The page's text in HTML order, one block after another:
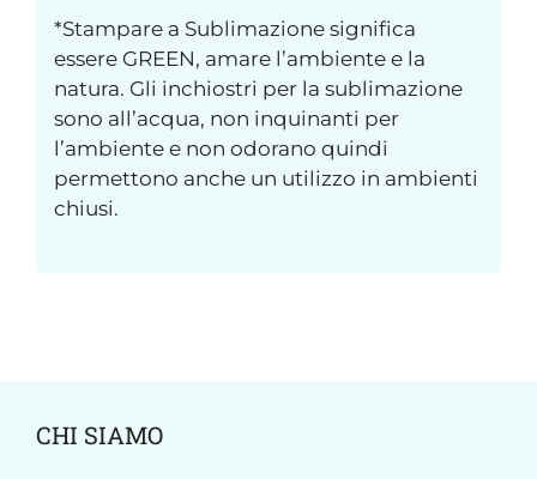
*Stampare a Sublimazione significa
essere GREEN, amare l’ambiente e la
natura. Gli inchiostri per la sublimazione
sono all’acqua, non inquinanti per
l’ambiente e non odorano quindi
permettono anche un utilizzo in ambienti
chiusi.
CHI SIAMO